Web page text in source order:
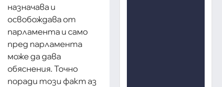
назначава и
освобождава от
парламента и само
пред парламента
може да дава
обяснения. Точно
поради този факт аз